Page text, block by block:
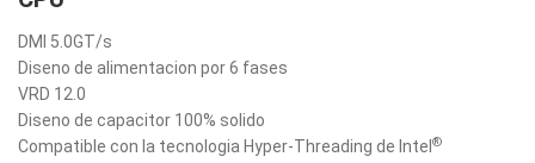
DMI 5.0GT/s
Diseno de alimentacion por 6 fases
VRD 12.0
Diseno de capacitor 100% solido
Compatible con la tecnologia Hyper-Threading de Intel ®